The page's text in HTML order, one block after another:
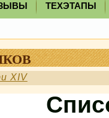
ТЕХЭТАПЫ
XIV